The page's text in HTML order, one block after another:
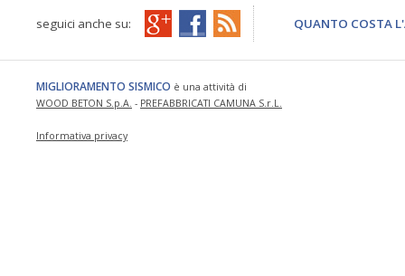
seguici anche su: QUANTO COSTA
MIGLIORAMENTO SISMICO è una attività di
WOOD BETON S.p.A. - PREFABBRICATI CAMUNA S.r.L.
Informativa privacy